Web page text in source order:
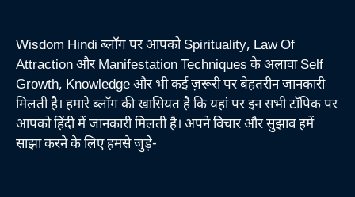
Wisdom Hindi ब्लॉग पर आपको Spirituality, Law Of
Attraction और Manifestation Techniques के अलावा Self
Growth, Knowledge और भी कई ज़रूरी पर बेहतरीन जानकारी
मिलती है। हमारे ब्लॉग की खासियत है कि यहां पर इन सभी टॉपिक पर
आपको हिंदी में जानकारी मिलती है। अपने विचार और सुझाव हमें
साझा करने के लिए हमसे जुड़े-